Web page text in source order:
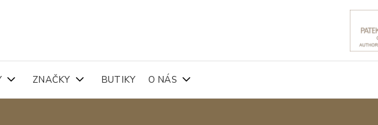
ZNAČKY BUTIKY O NÁS